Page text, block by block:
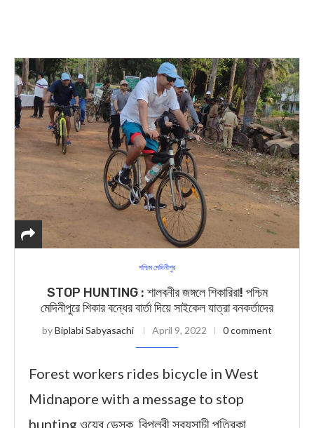
পশ্চিম মেদিনীপুর
STOP HUNTING : শালবনীর জঙ্গলে শিকারিরা! পশ্চিম
মেদিনীপুরে শিকার বন্ধের বার্তা দিয়ে সাইকেল যাত্রা বনকর্তাদের
byBiplabi Sabyasachi April 9, 2022 0 comment
Forest workers rides bicycle in West
Midnapore with a message to stop
hunting ওয়েব ডেস্ক, বিপ্লবী সব্যসাচী পত্রিকা